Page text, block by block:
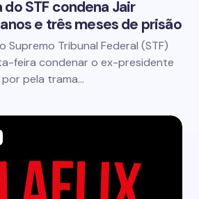
STF condena Jair
e três meses de prisão
Supremo Tribunal Federal (STF)
feira condenar o ex-presidente
pela trama…